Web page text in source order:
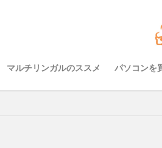
マルチリンガルのススメ パソコンを
超初心者
超初心者
超初心者
っておこ
Windows
適に使う